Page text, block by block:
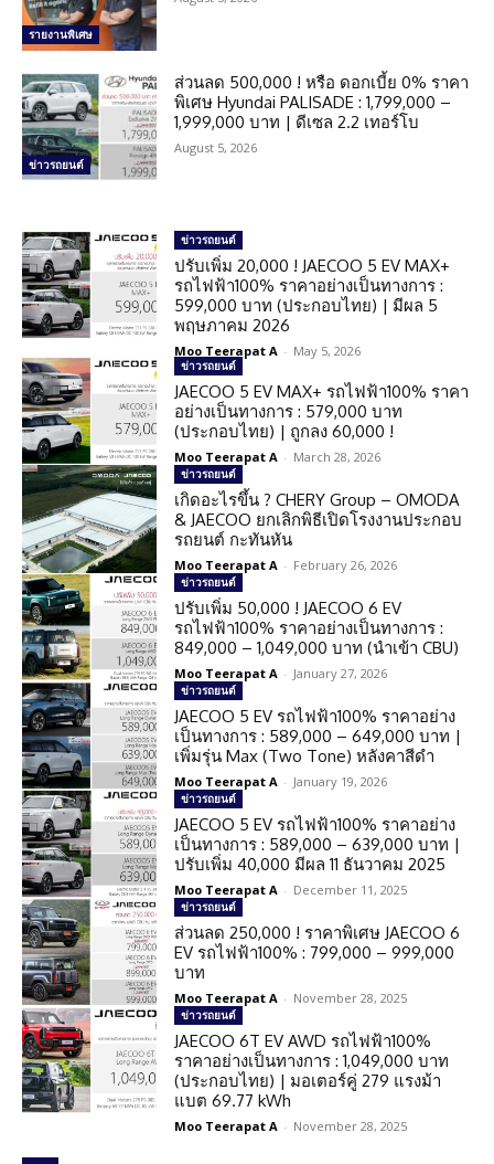
รายงานพิเศษ
ข่าวรถยนต์
ส่วนลด 500,000 ! หรือ ดอกเบี้ย 0% ราคา
พิเศษ Hyundai PALISADE : 1,799,000 –
1,999,000 บาท | ดีเซล 2.2 เทอร์โบ
August 5, 2026
ข่าวรถยนต์
ปรับเพิ่ม 20,000 ! JAECOO 5 EV MAX+
รถไฟฟ้า100% ราคาอย่างเป็นทางการ :
599,000 บาท (ประกอบไทย) | มีผล 5
พฤษภาคม 2026
Moo Teerapat A - May 5, 2026
ข่าวรถยนต์
JAECOO 5 EV MAX+ รถไฟฟ้า100% ราคา
อย่างเป็นทางการ : 579,000 บาท
(ประกอบไทย) | ถูกลง 60,000 !
Moo Teerapat A - March 28, 2026
ข่าวรถยนต์
เกิดอะไรขึ้น ? CHERY Group – OMODA
& JAECOO ยกเลิกพิธีเปิดโรงงานประกอบ
รถยนต์ กะทันหัน
Moo Teerapat A - February 26, 2026
ข่าวรถยนต์
ปรับเพิ่ม 50,000 ! JAECOO 6 EV
รถไฟฟ้า100% ราคาอย่างเป็นทางการ :
849,000 – 1,049,000 บาท (นำเข้า CBU)
Moo Teerapat A - January 27, 2026
ข่าวรถยนต์
JAECOO 5 EV รถไฟฟ้า100% ราคาอย่าง
เป็นทางการ : 589,000 – 649,000 บาท |
เพิ่มรุ่น Max (Two Tone) หลังคาสีดำ
Moo Teerapat A - January 19, 2026
ข่าวรถยนต์
JAECOO 5 EV รถไฟฟ้า100% ราคาอย่าง
เป็นทางการ : 589,000 – 639,000 บาท |
ปรับเพิ่ม 40,000 มีผล 11 ธันวาคม 2025
Moo Teerapat A - December 11, 2025
ข่าวรถยนต์
ส่วนลด 250,000 ! ราคาพิเศษ JAECOO 6
EV รถไฟฟ้า100% : 799,000 – 999,000
บาท
Moo Teerapat A - November 28, 2025
ข่าวรถยนต์
JAECOO 6T EV AWD รถไฟฟ้า100%
ราคาอย่างเป็นทางการ : 1,049,000 บาท
(ประกอบไทย) | มอเตอร์คู่ 279 แรงม้า
แบต 69.77 kWh
Moo Teerapat A - November 28, 2025